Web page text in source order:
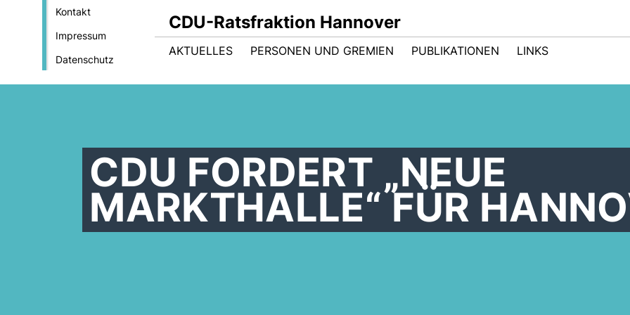
Kontakt
Impressum
Datenschutz
CDU-Ratsfraktion Hannover
AKTUELLES PERSONEN UND GREMIEN PUBLIKATIONEN LINKS
CDU FORDERT „NEUE
MARKTHALLE“ FÜR